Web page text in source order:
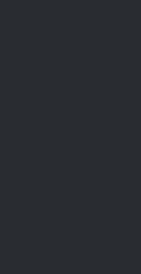
sicuramente fa crescere i
improvviso addio all’ Inter:
. Ha fatto
dopo giorno, adesso è libero